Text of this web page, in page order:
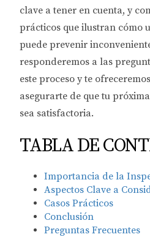
clave a tener en cuenta, y
prácticos que ilustran cómo
puede prevenir
responderemos a las
este proceso y te
asegurarte de que tu
sea satisfactoria.
TABLA DE
Importancia de la
Aspectos Clave a
Casos Prácticos
Conclusión
Preguntas Frecuentes